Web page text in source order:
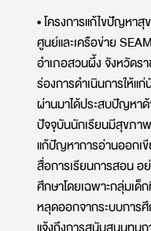
• โครงการแก้ไขปัญห
ศูนย์และเครือข่าย
อำเภอสวนผึ้ง จังหวัดร
ร่องการดำเนินการให้แ
ผ่านมาได้ประสบปัญหา
ปัจจุบันนักเรียนมีสุขภา
แก้ปัญหาการอ่านออกเขี
สื่อการเรียนการสอน อ
ศึกษาโดยเฉพาะกลุ่มเด็
หลุดออกจากระบบการ